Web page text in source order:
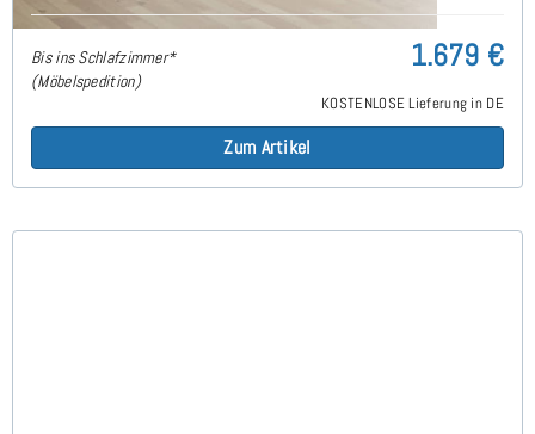
Bis ins Schlafzimmer*
(Möbelspedition)
1.679 €
KOSTENLOSE Lieferung in DE
Zum Artikel